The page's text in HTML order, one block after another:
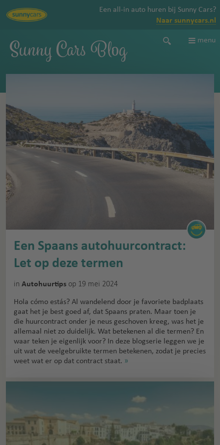
Een all-in auto huren bij Sunny Cars?
Naar sunnycars.nl
Sunny Cars Blog menu
Een Spaans autohuurcontract:
Let op deze termen
in Autohuurtips op 19 mei 2024
Hola cómo estás? Al wandelend door je favoriete badplaats
gaat het je best goed af, dat Spaans praten. Maar toen je
die huurcontract onder je neus geschoven kreeg, was het je
allemaal niet zo duidelijk. Wat betekenen al die termen? En
waar teken je eigenlijk voor? In deze blogserie leggen we je
uit wat de veelgebruikte termen betekenen, zodat je precies
weet wat er op dat contract staat. »